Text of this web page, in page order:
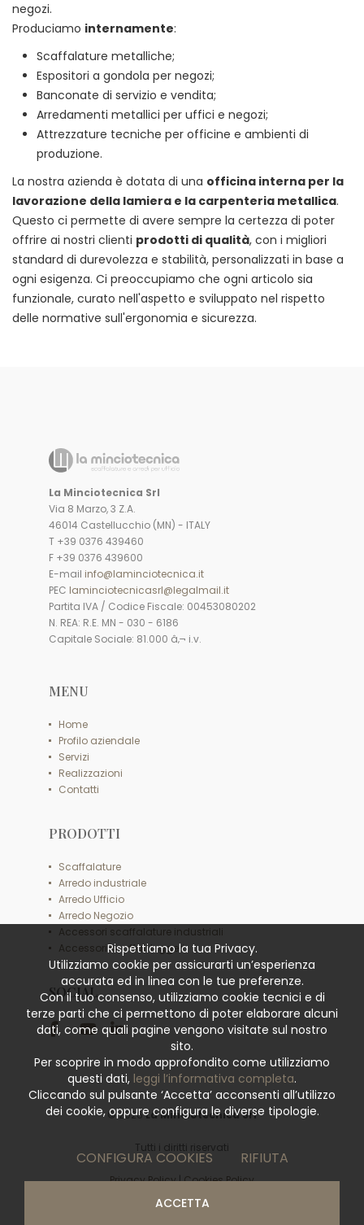
negozi.
Produciamo internamente:
Scaffalature metalliche;
Espositori a gondola per negozi;
Banconate di servizio e vendita;
Arredamenti metallici per uffici e negozi;
Attrezzature tecniche per officine e ambienti di
produzione.
La nostra azienda è dotata di una officina interna per la
lavorazione della lamiera e la carpenteria metallica.
Questo ci permette di avere sempre la certezza di poter
offrire ai nostri clienti prodotti di qualità, con i migliori
standard di durevolezza e stabilità, personalizzati in base a
ogni esigenza. Ci preoccupiamo che ogni articolo sia
funzionale, curato nell'aspetto e sviluppato nel rispetto
delle normative sull'ergonomia e sicurezza.
La Minciotecnica Srl
Via 8 Marzo, 3 Z.A.
46014 Castellucchio (MN) - ITALY
T +39 0376 439460
F +39 0376 439600
E-mail info@laminciotecnica.it
PEC laminciotecnicasrl@legalmail.it
Partita IVA / Codice Fiscale: 00453080202
N. REA: R.E. MN - 030 - 6186
Capitale Sociale: 81.000 â‚¬ i.v.
MENU
Home
Profilo aziendale
Servizi
Realizzazioni
Contatti
PRODOTTI
Scaffalature
Arredo industriale
Arredo Ufficio
Arredo Negozio
Accessori scaffalature industriali
Accessori scaffali leggeri
SOCIAL
© 2026La Minciotecnica Srl
Tutti i diritti riservati
Privacy Policy|Cookies Policy
Rispettiamo la tua Privacy.
Utilizziamo cookie per assicurarti un’esperienza
accurata ed in linea con le tue preferenze.
Con il tuo consenso, utilizziamo cookie tecnici e di
terze parti che ci permettono di poter elaborare alcuni
dati, come quali pagine vengono visitate sul nostro
sito.
Per scoprire in modo approfondito come utilizziamo
questi dati, leggi l’informativa completa.
Cliccando sul pulsante ‘Accetta’ acconsenti all’utilizzo
dei cookie, oppure configura le diverse tipologie.
CONFIGURA COOKIES RIFIUTA
ACCETTA